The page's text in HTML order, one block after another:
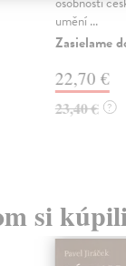
umění ...
Zasielame
22,70 €
23,40 € ?
si